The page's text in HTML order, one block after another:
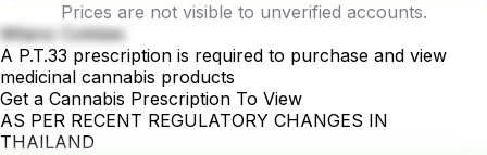
Prices are not visible to unverified accounts.
Milano Cokkies
A P.T.33 prescription is required to purchase and view
medicinal cannabis products
Get a Cannabis Prescription To View
AS PER RECENT REGULATORY CHANGES IN
THAILAND